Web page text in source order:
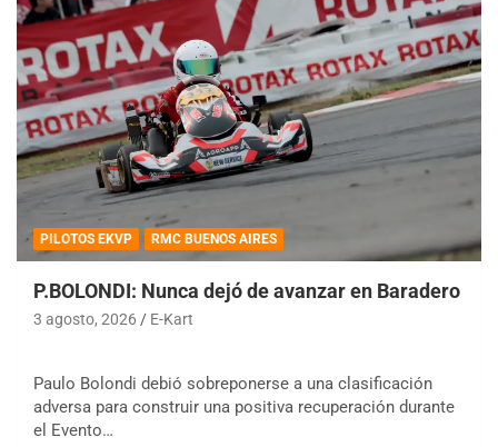
PILOTOS EKVP RMC BUENOS AIRES
P.BOLONDI: Nunca dejó de avanzar en Baradero
3 agosto, 2026 E-Kart
Paulo Bolondi debió sobreponerse a una clasificación
adversa para construir una positiva recuperación durante
el Evento…